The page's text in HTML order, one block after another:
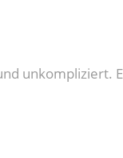
unkompliziert.